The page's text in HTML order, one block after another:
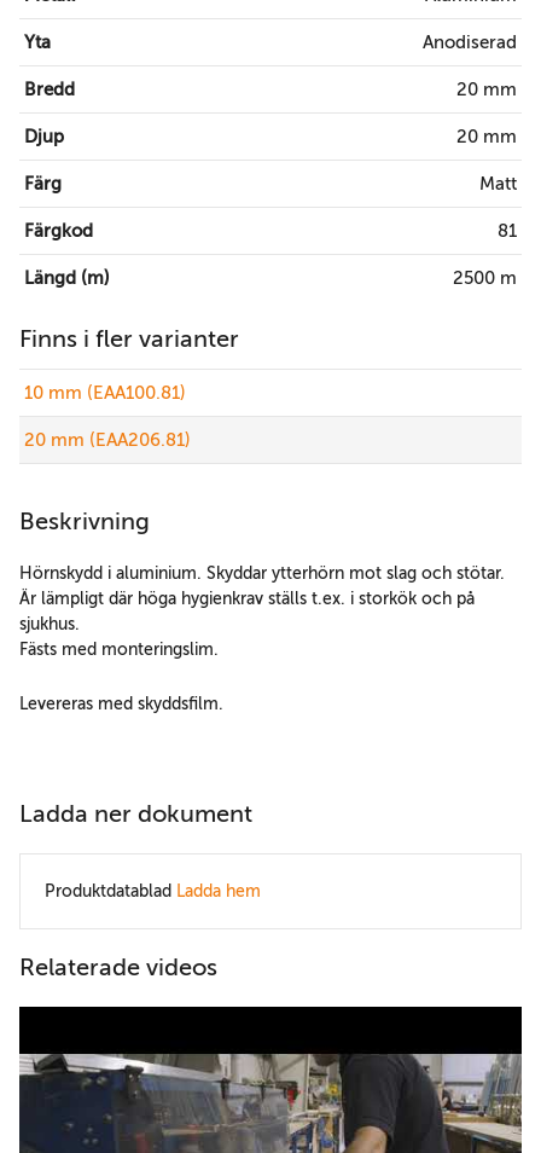
Yta Anodiserad
Bredd 20 mm
Djup 20 mm
Färg Matt
Färgkod 81
Längd (m) 2500 m
Finns i fler varianter
10 mm (EAA100.81)
20 mm (EAA206.81)
Beskrivning
Hörnskydd i aluminium. Skyddar ytterhörn mot slag och stötar.
Är lämpligt där höga hygienkrav ställs t.ex. i storkök och på
sjukhus.
Fästs med monteringslim.
Levereras med skyddsfilm.
Ladda ner dokument
Produktdatablad Ladda hem
Relaterade videos